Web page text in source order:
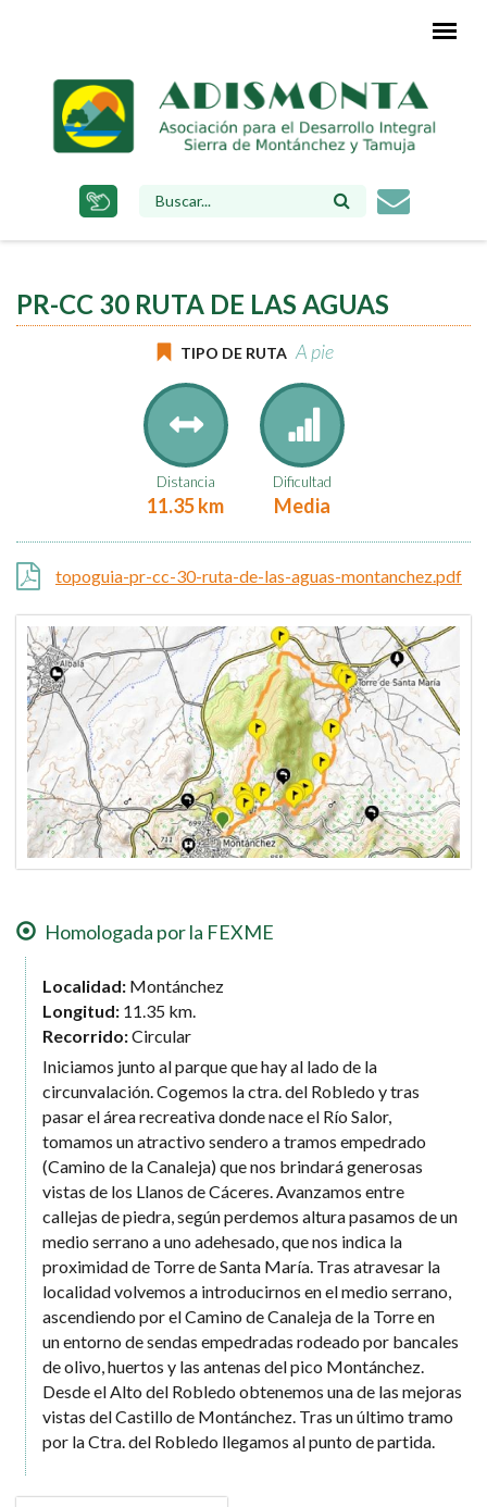
principal
BÚSQUEDA
PR-CC 30 RUTA DE LAS AGUAS
TIPO DE RUTA A pie
Distancia
11.35 km
Dificultad
Media
topoguia-pr-cc-30-ruta-de-las-aguas-montanchez.pdf
Homologada por la FEXME
Localidad: Montánchez
Longitud: 11.35 km.
Recorrido:Circular
Iniciamos junto al parque que hay al lado de la
circunvalación. Cogemos la ctra. del Robledo y tras
pasar el área recreativa donde nace el Río Salor,
tomamos un atractivo sendero a tramos empedrado
(Camino de la Canaleja) que nos brindará generosas
vistas de los Llanos de Cáceres. Avanzamos entre
callejas de piedra, según perdemos altura pasamos de un
medio serrano a uno adehesado, que nos indica la
proximidad de Torre de Santa María. Tras atravesar la
localidad volvemos a introducirnos en el medio serrano,
ascendiendo por el Camino de Canaleja de la Torre en
un entorno de sendas empedradas rodeado por bancales
de olivo, huertos y las antenas del pico Montánchez.
Desde el Alto del Robledo obtenemos una de las mejoras
vistas del Castillo de Montánchez. Tras un último tramo
por la Ctra. del Robledo llegamos al punto de partida.